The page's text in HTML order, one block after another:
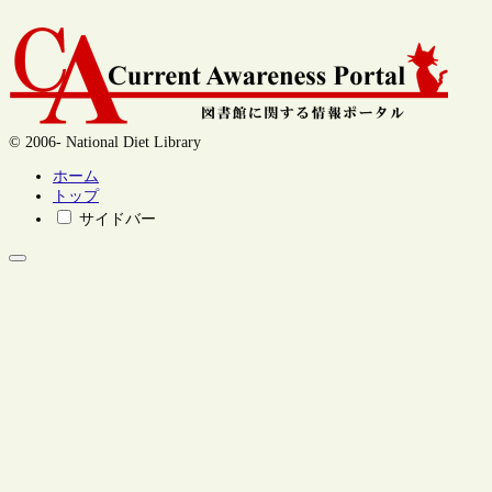
© 2006- National Diet Library
ホーム
トップ
サイドバー